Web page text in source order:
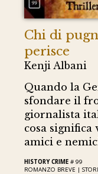
Chi di
perisce
Kenji Albani
Quando la
sfondare il
giornalista
cosa
amici e
HISTORY CRIME # 99
ROMANZO BREVE |